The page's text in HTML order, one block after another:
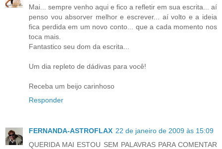
Mai... sempre venho aqui e fico a refletir em sua escrita... aí
penso vou absorver melhor e escrever... aí volto e a ideia
fica perdida em um novo conto... que a cada momento nos
toca mais.
Fantastico seu dom da escrita...
Um dia repleto de dádivas para você!
Receba um beijo carinhoso
Responder
FERNANDA-ASTROFLAX 22 de janeiro de 2009 às 15:09
QUERIDA MAI ESTOU SEM PALAVRAS PARA COMENTAR